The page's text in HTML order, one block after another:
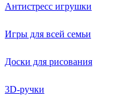
Антистресс игрушки
Игры для всей семьи
Доски для рисования
3D-ручки